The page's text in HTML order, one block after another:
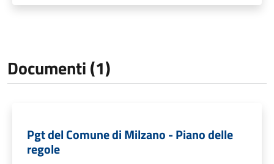
Documenti (1)
Pgt del Comune di Milzano - Piano delle
regole